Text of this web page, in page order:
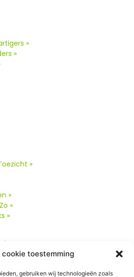
cookie toestemming
gebruiken wij technologieën zoals
»
»
»
»
»
»